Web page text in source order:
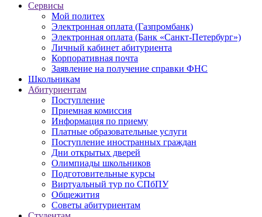
Сервисы
Мой политех
Электронная оплата (Газпромбанк)
Электронная оплата (Банк «Санкт-Петербург»)
Личный кабинет абитуриента
Корпоративная почта
Заявление на получение справки ФНС
Школьникам
Абитуриентам
Поступление
Приемная комиссия
Информация по приему
Платные образовательные услуги
Поступление иностранных граждан
Дни открытых дверей
Олимпиады школьников
Подготовительные курсы
Виртуальный тур по СПбПУ
Общежития
Советы абитуриентам